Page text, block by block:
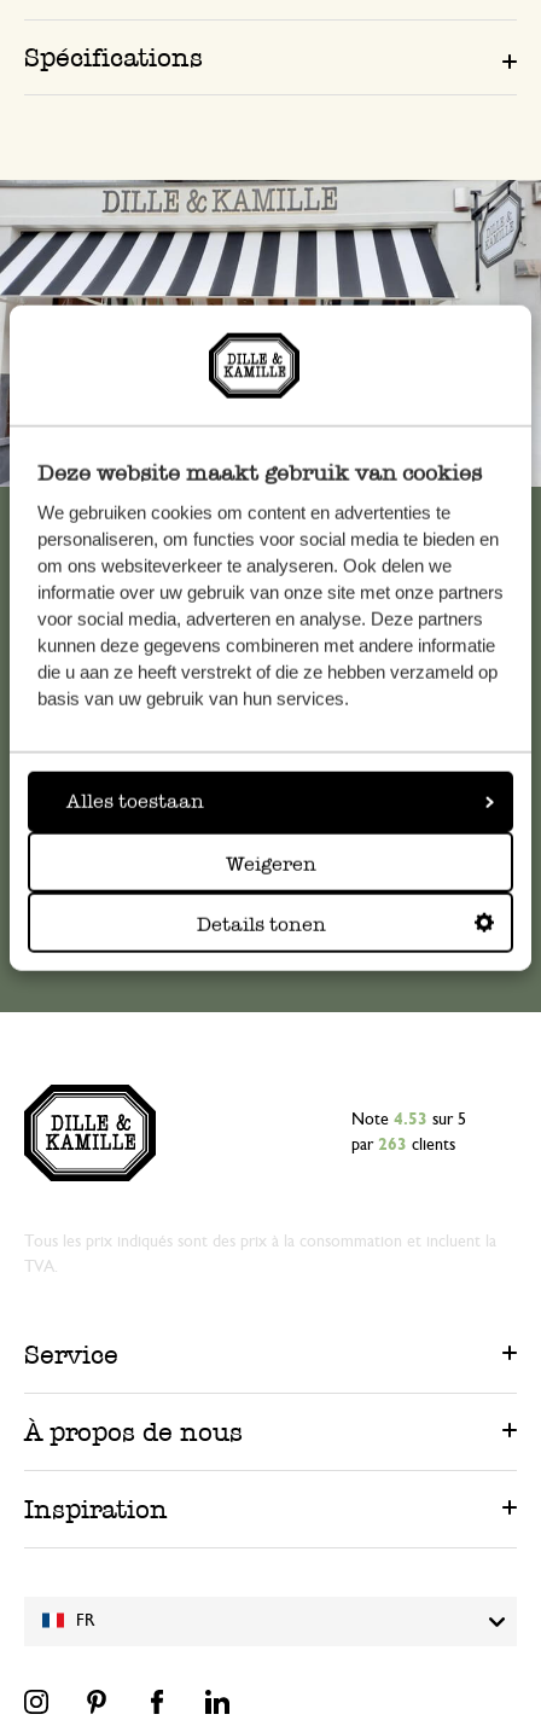
Deze website maakt gebruik van cookies
We gebruiken cookies om content en advertenties te
personaliseren, om functies voor social media te bieden en
om ons websiteverkeer te analyseren. Ook delen we
informatie over uw gebruik van onze site met onze partners
voor social media, adverteren en analyse. Deze partners
kunnen deze gegevens combineren met andere informatie
die u aan ze heeft verstrekt of die ze hebben verzameld op
basis van uw gebruik van hun services.
Alles toestaan
Weigeren
Details tonen
Spécifications
Toujours à proximité
Voir les 62 magasins
Service clientèle
Pour toute question ou demande de conseil ou d’aide,
veuillez contacter notre service clientèle. Ou retrouvez ici
serviceclientele@dille-kamille.com
Service client en ligne
FR
Note 4.53 sur 5
par 263 clients
Tous les prix indiqués sont des prix à la consommation et incluent la
TVA.
Service
À propos de nous
Inspiration